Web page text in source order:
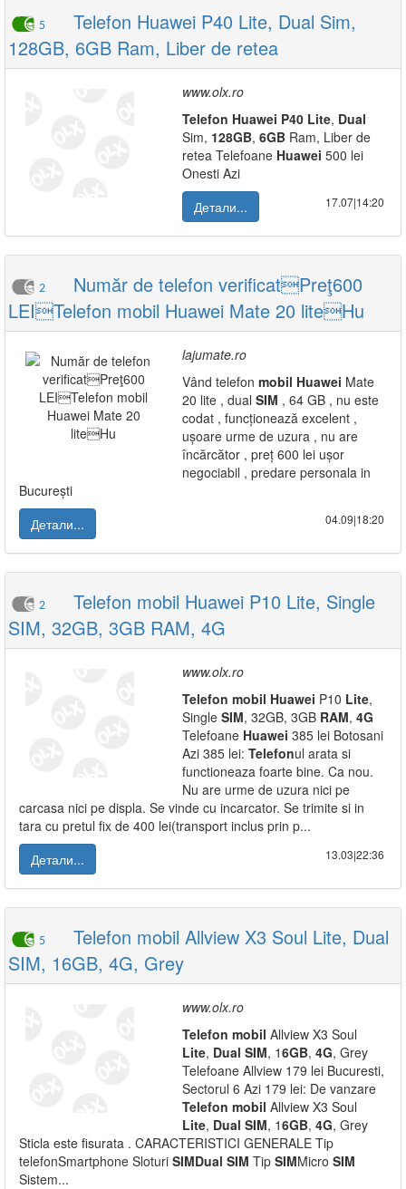
5
Telefon Huawei P40 Lite, Dual Sim,
128GB, 6GB Ram, Liber de retea
www.olx.ro
Telefon Huawei P40 Lite, Dual
Sim, 128GB, 6GB Ram, Liber de
retea Telefoane Huawei 500 lei
Onesti Azi
Детали...
17.07|14:20
2
Număr de telefon verificatPreţ600
LEITelefon mobil Huawei Mate 20 liteHu
lajumate.ro
Vând telefon mobil Huawei Mate
20 lite , dual SIM , 64 GB , nu este
codat , funcționează excelent ,
ușoare urme de uzura , nu are
încărcător , preț 600 lei ușor
negociabil , predare personala in
București
Детали...
04.09|18:20
2
Telefon mobil Huawei P10 Lite, Single
SIM, 32GB, 3GB RAM, 4G
www.olx.ro
Telefon mobil Huawei P10 Lite,
Single SIM, 32GB, 3GB RAM, 4G
Telefoane Huawei 385 lei Botosani
Azi 385 lei: Telefonul arata si
functioneaza foarte bine. Ca nou.
Nu are urme de uzura nici pe
carcasa nici pe displa. Se vinde cu incarcator. Se trimite si in
tara cu pretul fix de 400 lei(transport inclus prin p...
Детали...
13.03|22:36
5
Telefon mobil Allview X3 Soul Lite, Dual
SIM, 16GB, 4G, Grey
www.olx.ro
Telefon mobil Allview X3 Soul
Lite, Dual SIM, 16GB, 4G, Grey
Telefoane Allview 179 lei Bucuresti,
Sectorul 6 Azi 179 lei: De vanzare
Telefon mobil Allview X3 Soul
Lite, Dual SIM, 16GB, 4G, Grey
Sticla este fisurata . CARACTERISTICI GENERALE Tip
telefonSmartphone Sloturi SIMDual SIM Tip SIMMicro SIM
Sistem...